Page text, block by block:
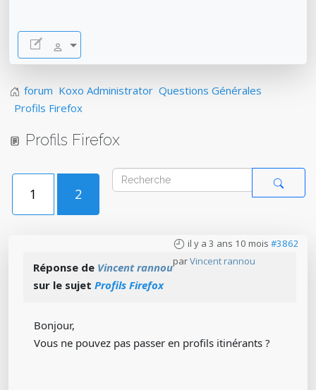
forum Koxo Administrator Questions Générales
Profils Firefox
Profils Firefox
1 2
il y a 3 ans 10 mois #3862
parVincent rannou
Réponse de Vincent rannou
sur le sujet Profils Firefox
Bonjour,
Vous ne pouvez pas passer en profils itinérants ?